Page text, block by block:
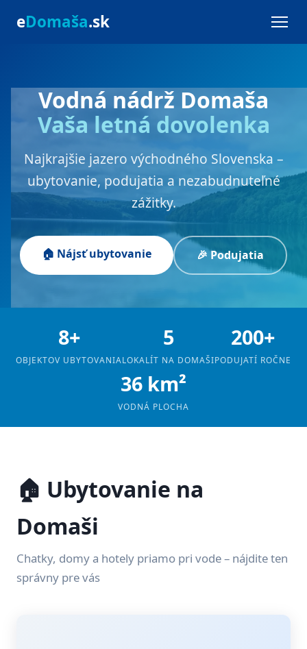
eDomaša.sk
Vodná nádrž Domaša
Vaša letná dovolenka
Najkrajšie jazero východného Slovenska –
ubytovanie, podujatia a nezabudnuteľné
zážitky.
🏠 Nájsť ubytovanie 🎉 Podujatia
8+
OBJEKTOV UBYTOVANIA
5
LOKALÍT NA DOMAŠI
200+
PODUJATÍ ROČNE
36 km²
VODNÁ PLOCHA
🏠 Ubytovanie na
Domaši
Chatky, domy a hotely priamo pri vode – nájdite ten
správny pre vás